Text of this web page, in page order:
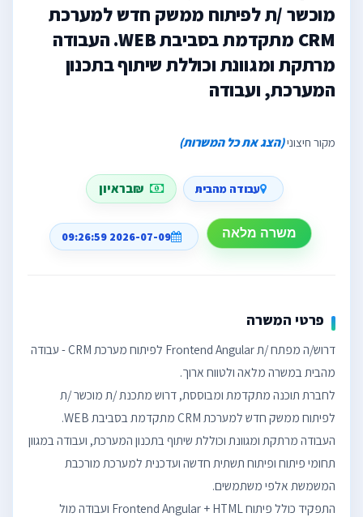
מוכשר /ת לפיתוח ממשק חדש למערכת
CRM מתקדמת בסביבת WEB. העבודה
מרתקת ומגוונת וכוללת שיתוף בתכנון
המערכת, ועבודה
מקור חיצוני(הצג את כל המשרות)
עבודה מהבית ₪בראיון
משרה מלאה 2026-07-09 09:26:59
פרטי המשרה
דרוש/ה מפתח /ת Frontend Angular לפיתוח מערכת CRM - עבודה
לחברת תוכנה מתקדמת ומבוססת, דרוש מתכנת /ת מוכשר /ת
העבודה מרתקת ומגוונת וכוללת שיתוף בתכנון המערכת, ועבודה במגוון
תחומי פיתוח ופיתוח תשתית חדשה ועדכנית למערכת מורכבת
התפקיד כולל פיתוח Frontend Angular + HTML ועבודה מול